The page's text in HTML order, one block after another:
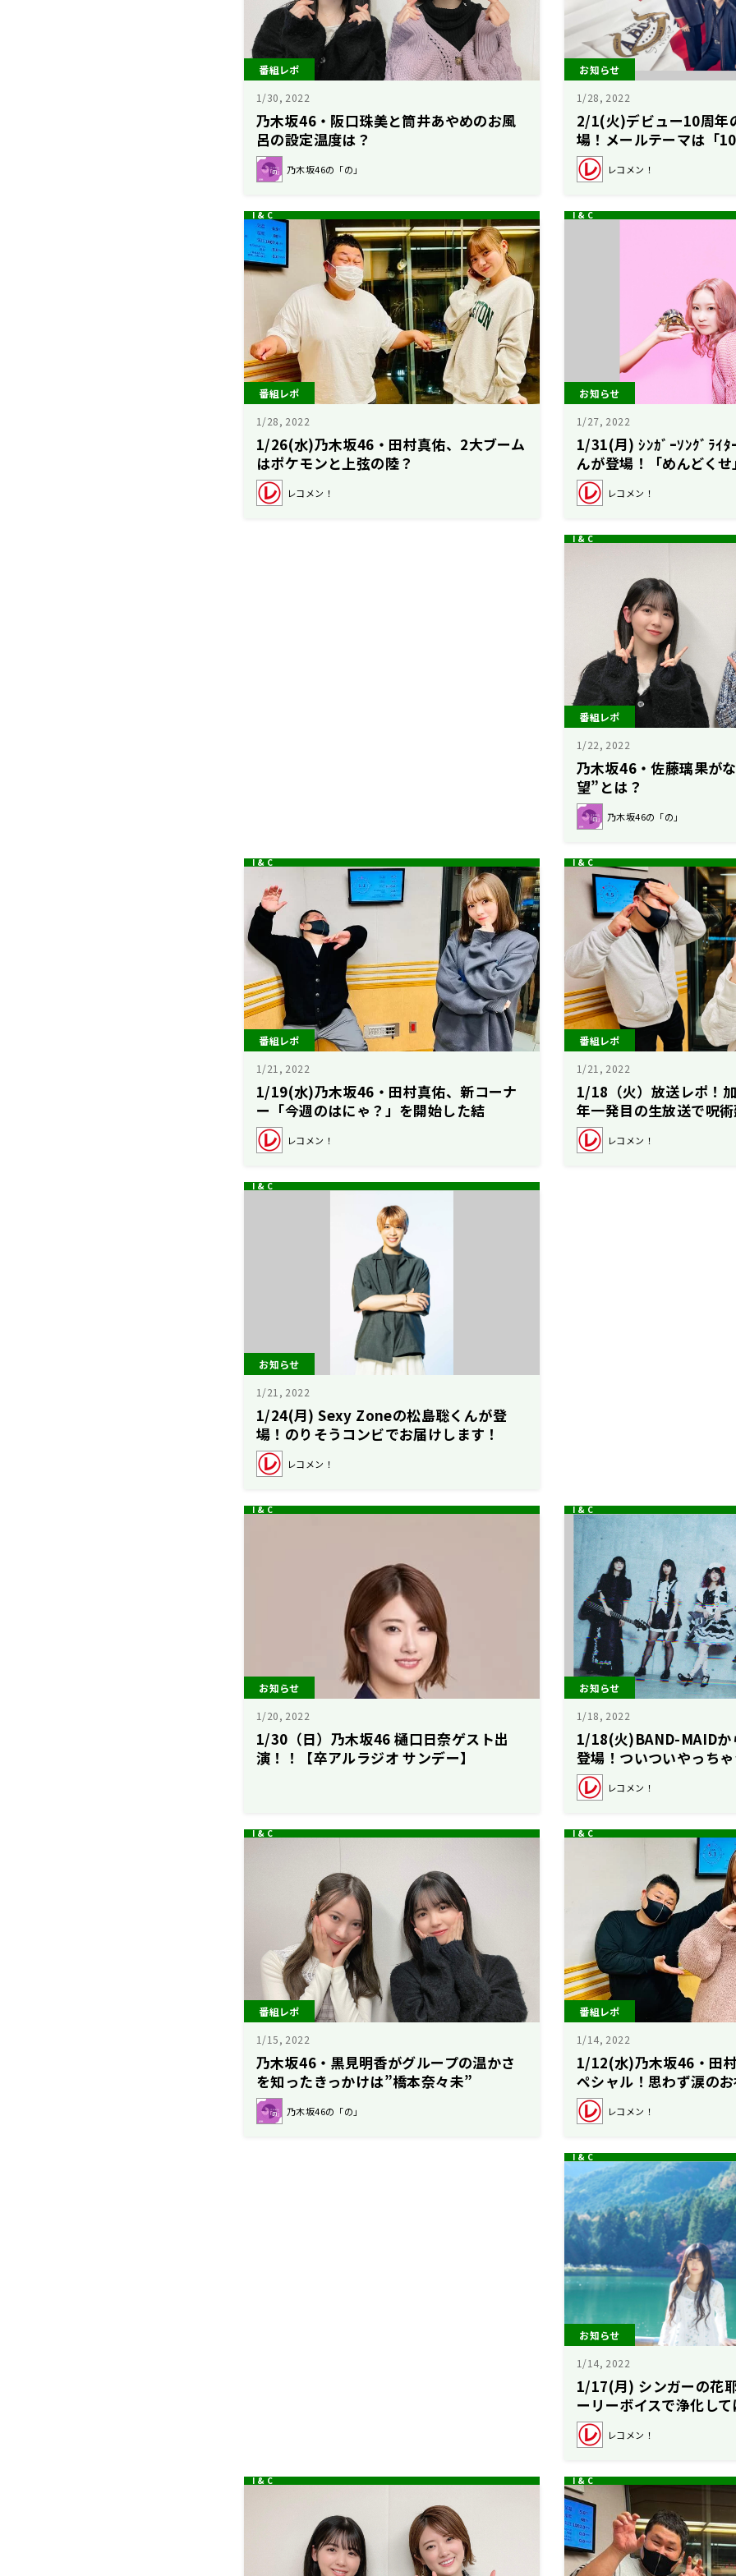
番組レポ
1/30, 2022
乃木坂46・阪口珠美と筒井あやめのお風
呂の設定温度は？
乃木坂46の「の」
お知らせ
1/28, 2022
2/1(火)デビュー10周年
場！メールテーマは「
もの！」
レコメン！
番組レポ
1/28, 2022
1/26(水)乃木坂46・田村真佑、2大ブーム
はポケモンと上弦の陸？
レコメン！
お知らせ
1/27, 2022
1/31(月) ｼﾝｶﾞｰｿﾝｸﾞﾗｲﾀ
んが登場！「めんどく
集！
レコメン！
番組レポ
1/22, 2022
乃木坂46・佐藤璃果が
望”とは？
乃木坂46の「の」
番組レポ
1/21, 2022
1/19(水)乃木坂46・田村真佑、新コーナ
ー「今週のはにゃ？」を開始した結
果・・・？
レコメン！
番組レポ
1/21, 2022
1/18（火）放送レポ！
年一発目の生放送で呪
開催！
レコメン！
お知らせ
1/21, 2022
1/24(月) Sexy Zoneの松島聡くんが登
場！のりそうコンビでお届けします！
レコメン！
お知らせ
1/20, 2022
1/30（日）乃木坂46 樋口日奈ゲスト出
演！！【卒アルラジオ サンデー】
お知らせ
1/18, 2022
1/18(火)BAND-MAIDか
登場！ついついやっち
集！
レコメン！
番組レポ
1/15, 2022
乃木坂46・黒見明香がグループの温かさ
を知ったきっかけは”橋本奈々未”
乃木坂46の「の」
番組レポ
1/14, 2022
1/12(水)乃木坂46・田
ペシャル！思わず涙の
レコメン！
お知らせ
1/14, 2022
1/17(月) シンガーの花
ーリーボイスで浄化し
集！
レコメン！